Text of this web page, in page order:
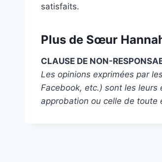
satisfaits.
Plus de Sœur
CLAUSE DE NON-
Les opinions exprimées par
Facebook, etc.) sont les leurs
approbation ou celle de toute